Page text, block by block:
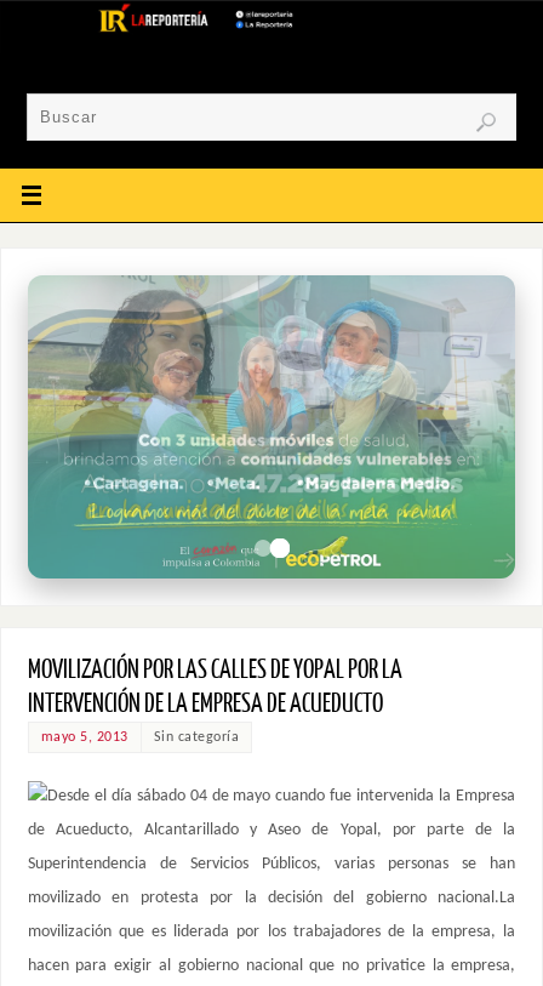
MOVILIZACIÓN POR LAS CALLES DE YOPAL POR LA
INTERVENCIÓN DE LA EMPRESA DE ACUEDUCTO
mayo 5, 2013 Sin categoría
Desde el día sábado 04 de mayo cuando fue intervenida la Empresa
de Acueducto, Alcantarillado y Aseo de Yopal, por parte de la
Superintendencia de Servicios Públicos, varias personas se han
movilizado en protesta por la decisión del gobierno nacional.La
movilización que es liderada por los trabajadores de la empresa, la
hacen para exigir al gobierno nacional que no privatice la empresa,